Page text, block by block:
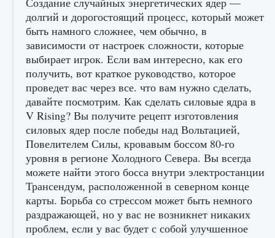
Как создавать предметы в Creatures of Ava
9 августа 2024 1 266 0 0
Как найти Гробницу Изгоев в Diablo 4
9 августа 2024 1 337 0 0
долгий и дорогостоящий процесс, который может
быть намного сложнее, чем обычно, в
зависимости от настроек сложности, которые
выбирает игрок. Если вам интересно, как его
получить, вот краткое руководство, которое
проведет вас через все. что вам нужно сделать,
давайте посмотрим. Как сделать силовые ядра в
V Rising? Вы получите рецепт изготовления
силовых ядер после победы над Вольтацией,
Повелителем Силы, кровавым боссом 80-го
уровня в регионе Холодного Севера. Вы всегда
можете найти этого босса внутри электростанции
Трансендум, расположенной в северном конце
карты. Борьба со стрессом может быть немного
раздражающей, но у вас не возникнет никаких
проблем, если у вас будет с собой улучшенное